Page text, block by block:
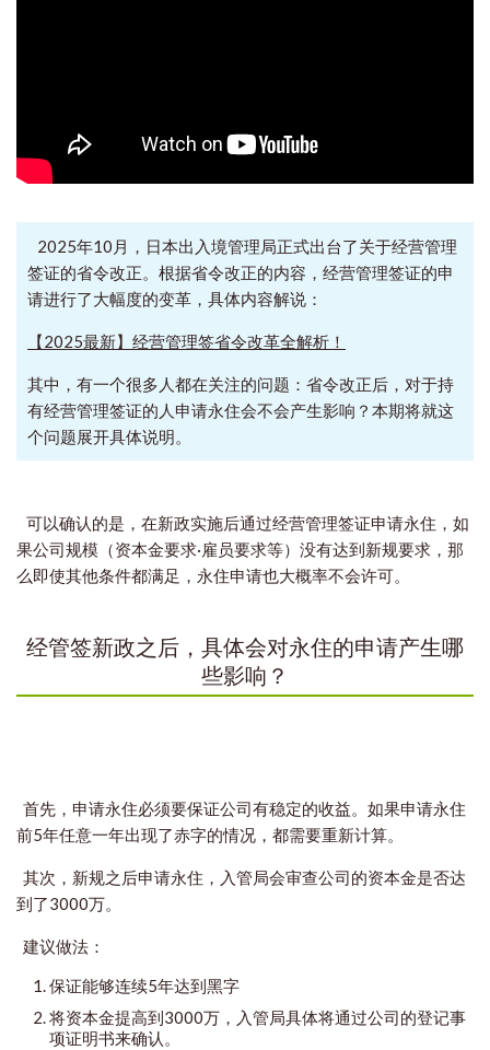
2025年10月，日本出入境管理局正式出台了关于经营管理
签证的省令改正。根据省令改正的内容，经营管理签证的申
请进行了大幅度的变革，具体内容解说：
【2025最新】经营管理签省令改革全解析！
其中，有一个很多人都在关注的问题：省令改正后，对于持
有经营管理签证的人申请永住会不会产生影响？本期将就这
个问题展开具体说明。
可以确认的是，在新政实施后通过经营管理签证申请永住，如
果公司规模（资本金要求·雇员要求等）没有达到新规要求，那
么即使其他条件都满足，永住申请也大概率不会许可。
经管签新政之后，具体会对永住的申请产生哪
些影响？
首先，申请永住必须要保证公司有稳定的收益。如果申请永住
前5年任意一年出现了赤字的情况，都需要重新计算。
其次，新规之后申请永住，入管局会审查公司的资本金是否达
到了3000万。
建议做法：
保证能够连续5年达到黑字
将资本金提高到3000万，入管局具体将通过公司的登记事
项证明书来确认。